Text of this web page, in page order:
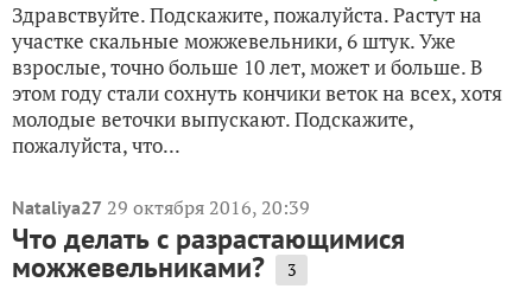
Здравствуйте. Подскажите, пожалуйста. Растут на
участке скальные можжевельники, 6 штук. Уже
взрослые, точно больше 10 лет, может и больше. В
этом году стали сохнуть кончики веток на всех, хотя
молодые веточки выпускают. Подскажите,
пожалуйста, что...
Nataliya27 29 октября 2016, 20:39
Что делать с разрастающимися
можжевельниками? 3